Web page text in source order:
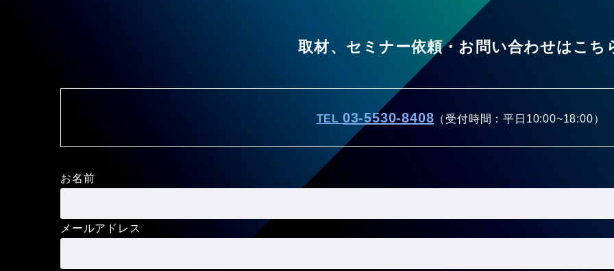
取材、セミナー依頼・お問い合わせはこち
TEL 03-5530-8408 （受付時間：平日10:00~18:00）
お名前
メールアドレス